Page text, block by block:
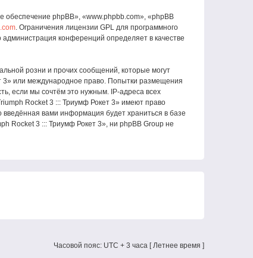
phpBB», «www.phpbb.com», «phpBB
. Ограничения лицензии GPL для программного
конференций определяет в качестве
розни и прочих сообщений, которые могут
3» или международное право. Попытки размещения
если мы сочтём это нужным. IP-адреса всех
Rocket 3 ::: Триумф Рокет 3» имеют право
вами информация будет храниться в базе
Rocket 3 ::: Триумф Рокет 3», ни phpBB Group не
Часовой пояс: UTC + 3 часа [ Летнее время ]